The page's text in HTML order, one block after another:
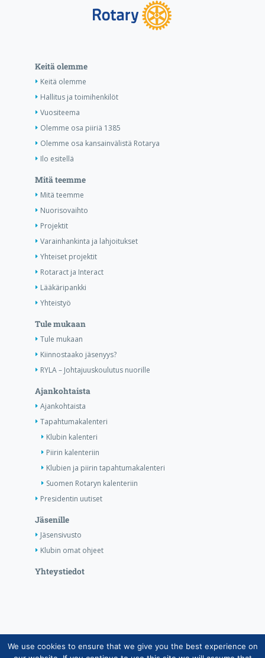
Keitä olemme
Keitä olemme
Hallitus ja toimihenkilöt
Vuositeema
Olemme osa piiriä 1385
Olemme osa kansainvälistä Rotarya
Ilo esitellä
Mitä teemme
Mitä teemme
Nuorisovaihto
Projektit
Varainhankinta ja lahjoitukset
Yhteiset projektit
Rotaract ja Interact
Lääkäripankki
Yhteistyö
Tule mukaan
Tule mukaan
Kiinnostaako jäsenyys?
RYLA – Johtajuuskoulutus nuorille
Ajankohtaista
Ajankohtaista
Tapahtumakalenteri
Klubin kalenteri
Piirin kalenteriin
Klubien ja piirin tapahtumakalenteri
Suomen Rotaryn kalenteriin
Presidentin uutiset
Jäsenille
Jäsensivusto
Klubin omat ohjeet
Yhteystiedot
Copyright © Suomen Rotarypalvelu ry 2026 |
We use cookies to ensure that we give you the best experience on